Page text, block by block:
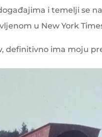
i temelji se
u New York
definitivno ima moju